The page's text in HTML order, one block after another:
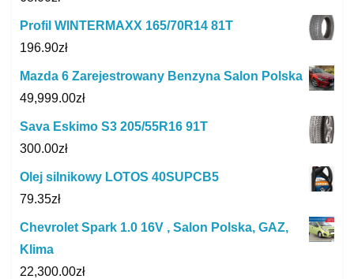
Profil WINTERMAXX 165/70R14 81T
196.90zł
Mazda 6 Zarejestrowany Benzyna Salon Polska
49,999.00zł
Sava Eskimo S3 205/55R16 91T
300.00zł
Olej silnikowy LOTOS 40SUPCB5
79.35zł
Chevrolet Spark 1.0 16V , Salon Polska, GAZ,
Klima
22,300.00zł